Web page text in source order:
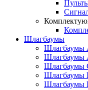
Шлагбаумы
Шлагбаумы
Шлагбаумы
Шлагбаумы
Шлагбаумы
Шлагбаумы